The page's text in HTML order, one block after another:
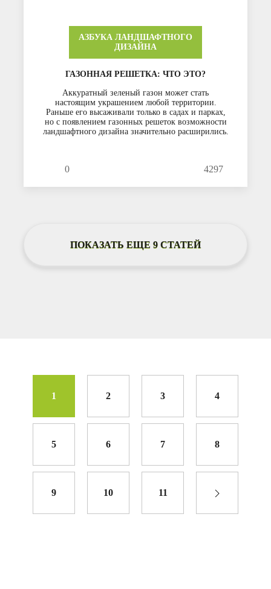
АЗБУКА ЛАНДШАФТНОГО
ДИЗАЙНА
ГАЗОННАЯ РЕШЕТКА: ЧТО ЭТО?
Аккуратный зеленый газон может стать
настоящим украшением любой территории.
Раньше его высаживали только в садах и парках,
но с появлением газонных решеток возможности
ландшафтного дизайна значительно расширились.
0 4297
ПОКАЗАТЬ ЕЩЕ 9 СТАТЕЙ
1 2 3 4
5 6 7 8
9 10 11